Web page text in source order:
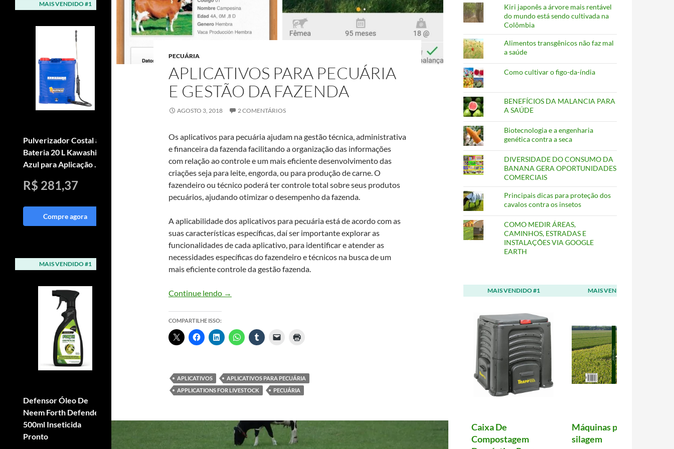
PECUÁRIA
APLICATIVOS PARA PECUÁRIA
E GESTÃO DA FAZENDA
AGOSTO 3, 2018 2 COMENTÁRIOS
Os aplicativos para pecuária ajudam na gestão técnica, administrativa
e financeira da fazenda facilitando a organização das informações
com relação ao controle e um mais eficiente desenvolvimento das
criações seja para leite, engorda, ou para produção de carne. O
fazendeiro ou técnico poderá ter controle total sobre seus produtos
pecuários, ajudando otimizar o desempenho da fazenda.
A aplicabilidade dos aplicativos para pecuária está de acordo com as
suas características específicas, daí ser importante explorar as
funcionalidades de cada aplicativo, para identificar e atender as
necessidades específicas do fazendeiro e técnicos na busca de um
mais eficiente controle da gestão fazenda.
Continue lendo APLICATIVOS PARA PECUÁRIA E GESTÃO DA FAZENDA
→
COMPARTILHE ISSO:
APLICATIVOS
APLICATIVOS PARA PECUÁRIA
APPLICATIONS FOR LIVESTOCK
PECUÁRIA
Kiri japonês a árvore mais rentável
do mundo está sendo cultivada na
Colômbia
Alimentos transgênicos não faz mal
a saúde
Como cultivar o figo-da-índia
BENEFÍCIOS DA MALANCIA PARA
A SAÚDE
Biotecnologia e a engenharia
genética contra a seca
DIVERSIDADE DO CONSUMO DA
BANANA GERA OPORTUNIDADES
COMERCIAIS
Principais dicas para proteção dos
cavalos contra os insetos
COMO MEDIR ÁREAS,
CAMINHOS, ESTRADAS E
INSTALAÇÕES VIA GOOGLE
EARTH
MAIS VENDIDO #1
Caixa De
Compostagem
MAIS VENDIDO #2
Máquinas para
silagem
MAIS VENDIDO #1
Pulverizador Costal à
Bateria 20 L Kawashima
Azul para Aplicação ...
R$ 281,37
Compre agora
MAIS VENDIDO #2
Arado Reversivel Para
Motocultivador 3
Niveis De Alturas
R$ 1.185,00
MAIS VENDIDO #3
Bico De Pulverização
Em Latão Para Jardim,
Ajustável Para
R$ 21,70
MAIS VENDIDO #1
Defensor Óleo De
Neem Forth Defende
500ml Inseticida
Pronto
Forth Jardim